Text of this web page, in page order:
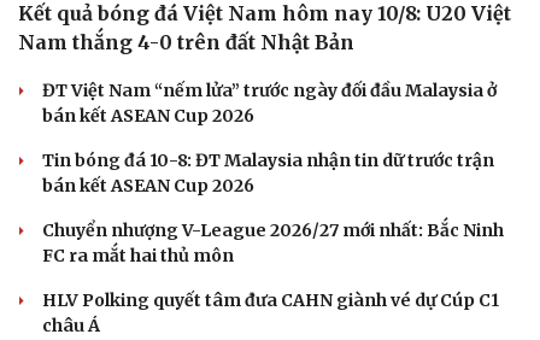
Kết quả bóng đá Việt Nam hôm nay 10/8: U20 Việt
Nam thắng 4-0 trên đất Nhật Bản
ĐT Việt Nam “nếm lửa” trước ngày đối đầu Malaysia ở
bán kết ASEAN Cup 2026
Tin bóng đá 10-8: ĐT Malaysia nhận tin dữ trước trận
bán kết ASEAN Cup 2026
Chuyển nhượng V-League 2026/27 mới nhất: Bắc Ninh
FC ra mắt hai thủ môn
HLV Polking quyết tâm đưa CAHN giành vé dự Cúp C1
châu Á